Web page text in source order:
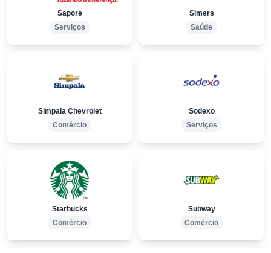
Sapore
Serviços
Simers
Saúde
Simpala Chevrolet
Comércio
Sodexo
Serviços
Starbucks
Comércio
Subway
Comércio